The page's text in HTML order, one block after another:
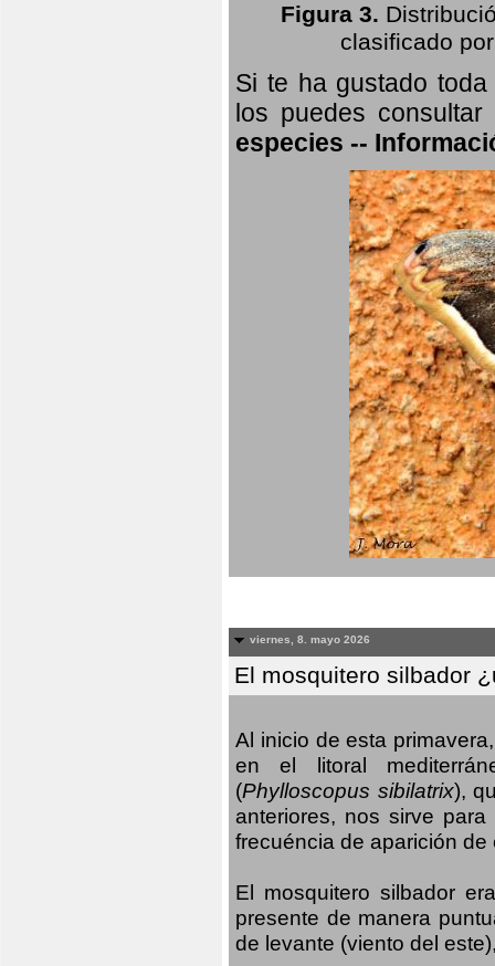
Figura 3.
clasificado
Si te ha gustado
los puedes
especies --
viernes, 8. mayo 2026
El mosquitero silbador
Al inicio de esta
en el litoral
(Phylloscopus sibilatrix),
anteriores, nos sirve
frecuéncia de aparición
El mosquitero silbador
presente de manera
de levante (viento del